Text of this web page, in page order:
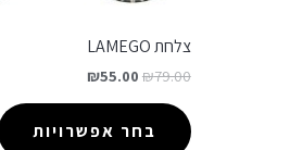
צלחת LAMEGO
₪79.00
₪55.00
בחר אפשרויות